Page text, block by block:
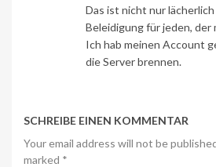
Das ist nicht nur
Beleidigung für jeden, der
Ich hab meinen Account
die Server brennen.
SCHREIBE EINEN KOMMENTAR
Your email address will not be
marked *